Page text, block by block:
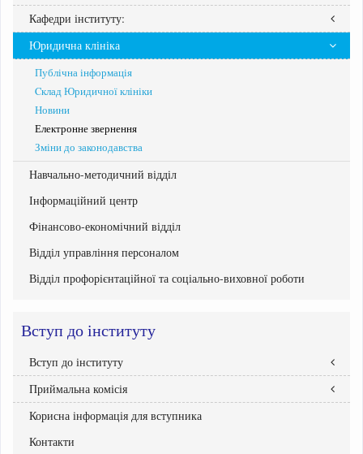
Рішення вченої ради
Кафедри інституту:
публічного та приватного права
обліку та оподаткування
публічного управління та адміністрування
Юридична клініка
Публічна інформація
Cклад Юридичної клініки
Новини
Електронне звернення
Зміни до законодавства
Навчально-методичний відділ
Інформаційний центр
Фінансово-економічний відділ
Відділ управління персоналом
Відділ профорієнтаційної та соціально-виховної роботи
Вступ до інституту
Вступ до інституту
Правила прийому
Бакалавр
Національний мультипредметний тест
Приймальна комісія
Склад Приймальної комісії
Графік роботи приймальної комісії
Корисна інформація для вступника
Контакти